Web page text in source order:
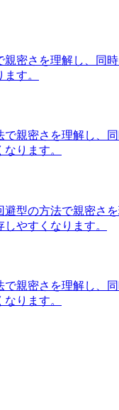
密さを理解し、同
す。
親密さを理解し、
ります。
型の方法で親密さ
やすくなります。
親密さを理解し、
ります。